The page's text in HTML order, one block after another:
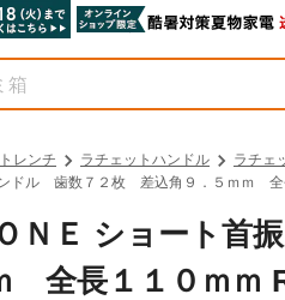
レンチ ラチェットハンドル
ラチェ
ドル 歯数７２枚 差込角９．５ｍｍ 全
ＮＥ ショート
長１１０ｍｍ